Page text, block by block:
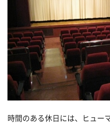
時間のある休日には、ヒュー